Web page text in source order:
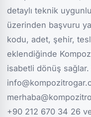
detaylı teknik
üzerinden başvuru
kodu, adet, şehir,
eklendiğinde
isabetli dönüş sağlar.
+90 212 670 34 26